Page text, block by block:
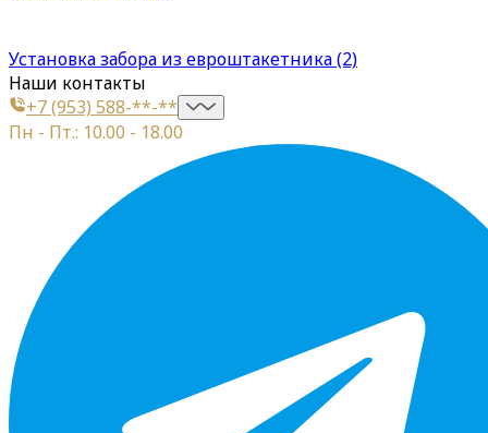
Установка забора из евроштакетника (2)
Наши контакты
+7 (953) 588-**-**
Пн - Пт.: 10.00 - 18.00